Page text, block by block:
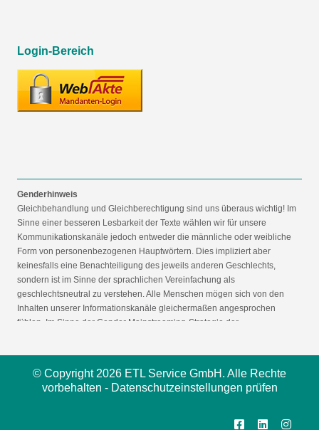
Login-Bereich
Genderhinweis
Gleichbehandlung und Gleichberechtigung sind uns überaus wichtig! Im
Sinne einer besseren Lesbarkeit der Texte wählen wir für unsere
Kommunikationskanäle jedoch entweder die männliche oder weibliche
Form von personenbezogenen Hauptwörtern. Dies impliziert aber
keinesfalls eine Benachteiligung des jeweils anderen Geschlechts,
sondern ist im Sinne der sprachlichen Vereinfachung als
geschlechtsneutral zu verstehen. Alle Menschen mögen sich von den
Inhalten unserer Informationskanäle gleichermaßen angesprochen
fühlen. Im Sinne der Gender Mainstreaming-Strategie der
© Copyright 2026 ETL Service GmbH. Alle Rechte
vorbehalten - Datenschutzeinstellungen prüfen